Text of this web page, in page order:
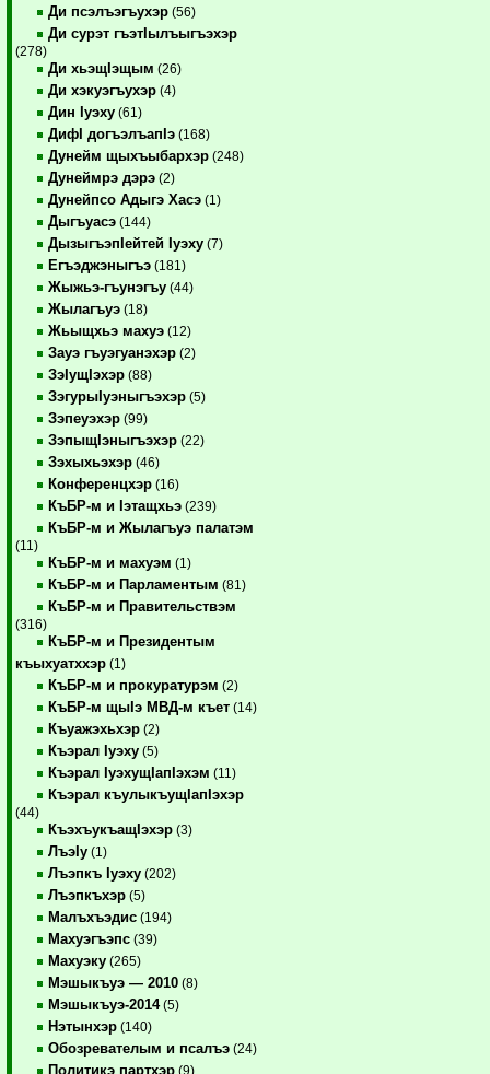
Ди псэлъэгъухэр (56)
Ди сурэт гъэтIылъыгъэхэр
(278)
Ди хьэщIэщым (26)
Ди хэкуэгъухэр (4)
Дин Iуэху (61)
ДифI догъэлъапIэ (168)
Дунейм щыхъыбархэр (248)
Дунеймрэ дэрэ (2)
Дунейпсо Адыгэ Хасэ (1)
Дыгъуасэ (144)
ДызыгъэпIейтей Iуэху (7)
Егъэджэныгъэ (181)
Жыжьэ-гъунэгъу (44)
Жылагъуэ (18)
Жьыщхьэ махуэ (12)
Зауэ гъуэгуанэхэр (2)
ЗэIущIэхэр (88)
ЗэгурыIуэныгъэхэр (5)
Зэпеуэхэр (99)
ЗэпыщIэныгъэхэр (22)
Зэхыхьэхэр (46)
Конференцхэр (16)
КъБР-м и Iэтащхьэ (239)
КъБР-м и Жылагъуэ палатэм
(11)
КъБР-м и махуэм (1)
КъБР-м и Парламентым (81)
КъБР-м и Правительствэм
(316)
КъБР-м и Президентым
къыхуатххэр (1)
КъБР-м и прокуратурэм (2)
КъБР-м щыIэ МВД-м къет (14)
Къуажэхьхэр (2)
Къэрал Iуэху (5)
Къэрал IуэхущIапIэхэм (11)
Къэрал къулыкъущIапIэхэр
(44)
КъэхъукъащIэхэр (3)
ЛъэIу (1)
Лъэпкъ Iуэху (202)
Лъэпкъхэр (5)
Малъхъэдис (194)
Махуэгъэпс (39)
Махуэку (265)
Мэшыкъуэ — 2010 (8)
Мэшыкъуэ-2014(5)
Нэтынхэр (140)
Обозревателым и псалъэ (24)
Политикэ партхэр (9)